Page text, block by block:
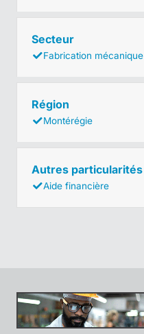
Secteur
Fabrication mécanique
Région
Montérégie
Autres particularités
Aide financière